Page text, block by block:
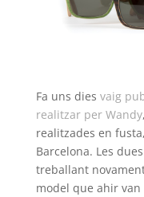
Fa uns dies vaig
realitzar per Wandy
realitzades en
Barcelona. Les
treballant
model que ahir